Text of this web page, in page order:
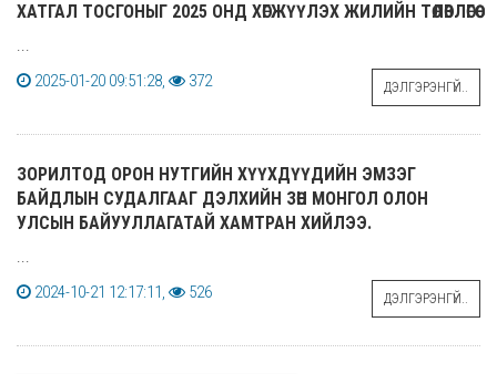
ХАТГАЛ ТОСГОНЫГ 2025 ОНД ХӨГЖҮҮЛЭХ ЖИЛИЙН ТӨЛӨВЛӨГӨӨ
...
2025-01-20 09:51:28,
372 ДЭЛГЭРЭНГҮЙ..
ЗОРИЛТОД ОРОН НУТГИЙН ХҮҮХДҮҮДИЙН ЭМЗЭГ
БАЙДЛЫН СУДАЛГААГ ДЭЛХИЙН ЗӨН МОНГОЛ ОЛОН
УЛСЫН БАЙУУЛЛАГАТАЙ ХАМТРАН ХИЙЛЭЭ.
...
2024-10-21 12:17:11,
526 ДЭЛГЭРЭНГҮЙ..